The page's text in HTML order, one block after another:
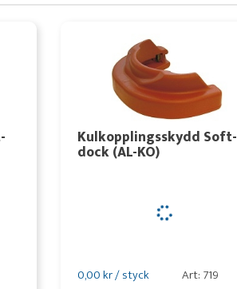
Kulkopplingsskydd Soft-
dock (AL-KO)
0,00 kr / styck Art: 719